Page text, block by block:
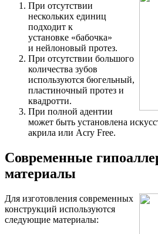
При отсутствии
нескольких единиц
подходит к
установке «бабочка»
и нейлоновый протез.
При отсутствии большого
количества зубов
используются бюгельный,
пластиночный протез и
квадротти.
При полной адентии
может быть установлена
акрила или Acry Free.
Современные
материалы
Для изготовления современных
конструкций используются
следующие материалы: